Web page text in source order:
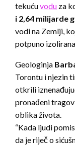
tekućuvodu za
i 2,64 milijarde
vodi na Zemlji,
potpuno
Geologinja
Torontu i njezin
otkrili
pronađeni
oblika života.
“Kada ljudi
da je riječ o